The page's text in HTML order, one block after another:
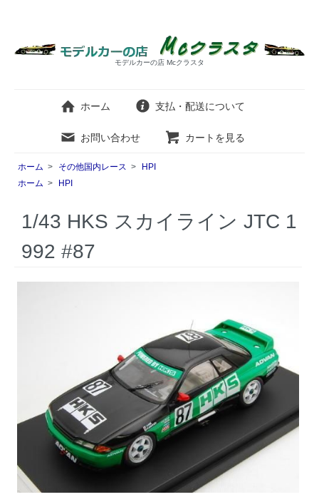
モデルカーの店 Mcクラスタ
ホーム 支払・配送について
お問い合わせ カートを見る
ホーム > その他国内レース >
HPI
ホーム > HPI
1/43 HKS スカイライン JTC 1
992 #87